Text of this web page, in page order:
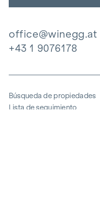
office@winegg.at
+43 1 9076178
Búsqueda de propiedades
Lista de seguimiento